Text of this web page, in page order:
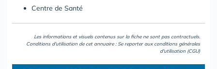
Centre de Santé
Les informations et visuels contenus sur la fiche ne sont pas contractuels.
Conditions d'utilisation de cet annuaire : Se reporter aux conditions générales
d'utilisation (CGU)